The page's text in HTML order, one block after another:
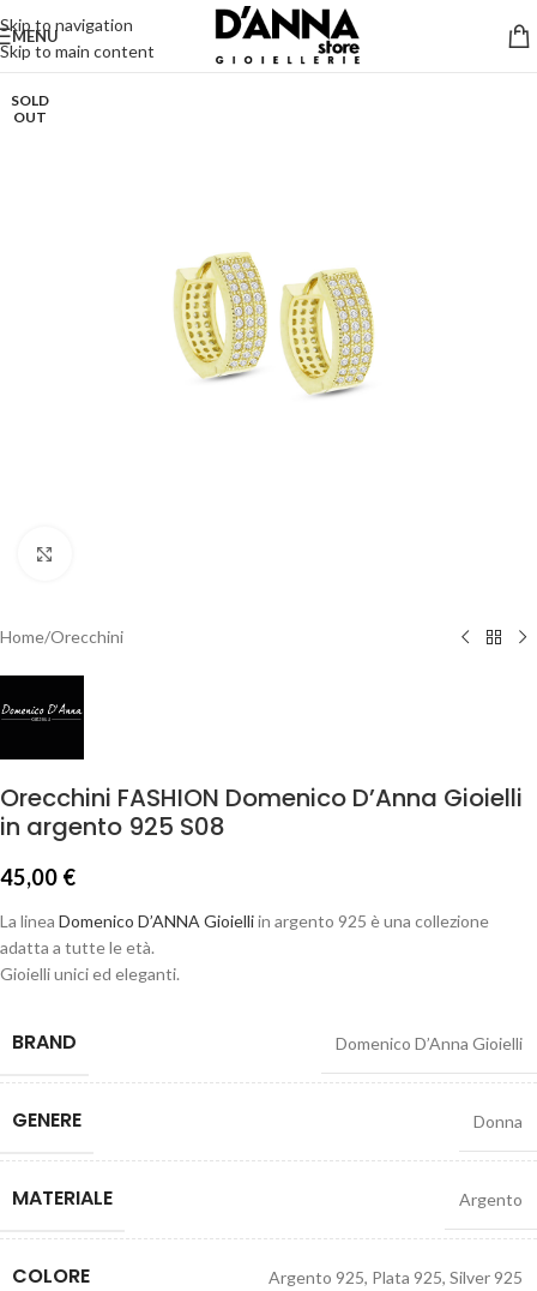
Skip to navigation
Skip to main content
MENU
SOLD
OUT
Home/Orecchini
Orecchini FASHION Domenico D’Anna Gioielli
in argento 925 S08
45,00 €
La linea Domenico D’ANNA Gioielliin argento 925 è una collezione
adatta a tutte le età.
Gioielli unici ed eleganti.
BRAND Domenico D’Anna Gioielli
GENERE Donna
MATERIALE Argento
COLORE Argento 925, Plata 925, Silver 925